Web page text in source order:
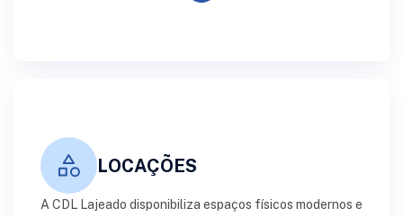
LOCAÇÕES
A CDL Lajeado disponibiliza espaços físicos modernos e